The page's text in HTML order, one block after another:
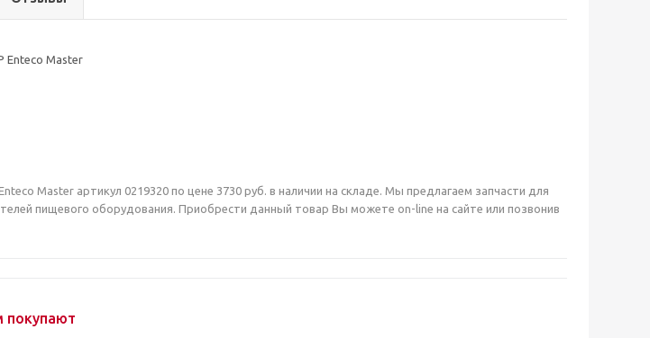
Enteco Master
Master артикул 0219320 по цене 3730 руб. в наличии на складе. Мы предлагаем запчасти для
пищевого оборудования. Приобрести данный товар Вы можете on-line на сайте или позвонив
покупают